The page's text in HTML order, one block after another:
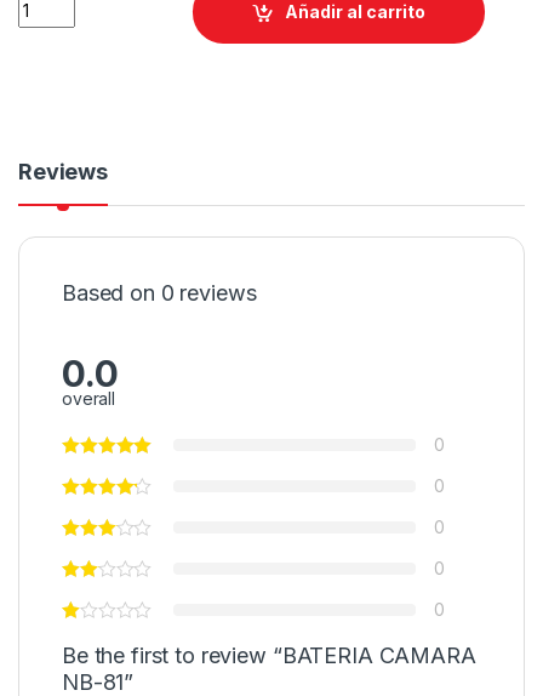
Añadir al carrito
Reviews
Based on 0 reviews
0.0
overall
0
0
0
0
0
Be the first to review “BATERIA CAMARA
NB-81”